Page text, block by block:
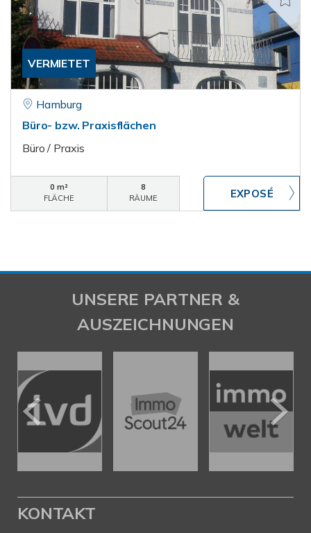
VERMIETET
Hamburg
Büro- bzw. Praxisflächen
Büro / Praxis
0 m²
FLÄCHE
8
RÄUME
UNSERE PARTNER &
AUSZEICHNUNGEN
KONTAKT